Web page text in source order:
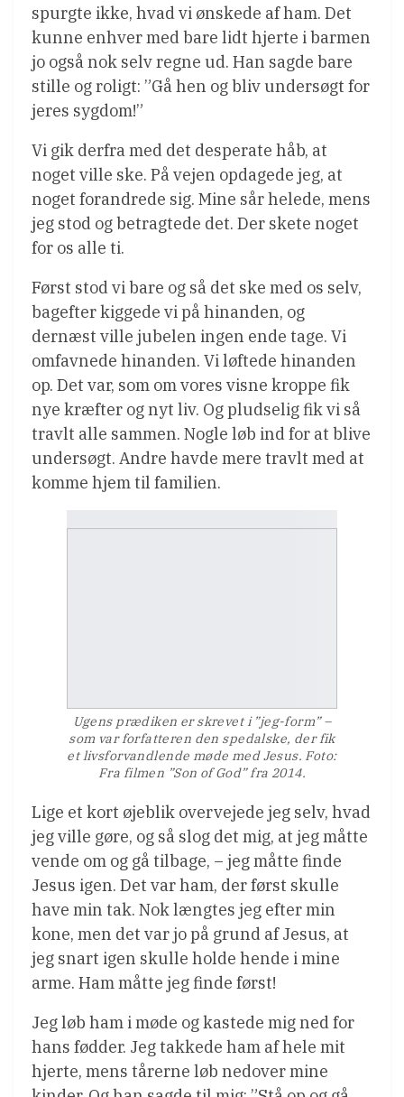
spurgte ikke, hvad vi ønskede af ham. Det
kunne enhver med bare lidt hjerte i barmen
jo også nok selv regne ud. Han sagde bare
stille og roligt: ”Gå hen og bliv undersøgt for
jeres sygdom!”
Vi gik derfra med det desperate håb, at
noget ville ske. På vejen opdagede jeg, at
noget forandrede sig. Mine sår helede, mens
jeg stod og betragtede det. Der skete noget
for os alle ti.
Først stod vi bare og så det ske med os selv,
bagefter kiggede vi på hinanden, og
dernæst ville jubelen ingen ende tage. Vi
omfavnede hinanden. Vi løftede hinanden
op. Det var, som om vores visne kroppe fik
nye kræfter og nyt liv. Og pludselig fik vi så
travlt alle sammen. Nogle løb ind for at blive
undersøgt. Andre havde mere travlt med at
komme hjem til familien.
Ugens prædiken er skrevet i ”jeg-form” –
som var forfatteren den spedalske, der fik
et livsforvandlende møde med Jesus. Foto:
Fra filmen ”Son of God” fra 2014.
Lige et kort øjeblik overvejede jeg selv, hvad
jeg ville gøre, og så slog det mig, at jeg måtte
vende om og gå tilbage, – jeg måtte finde
Jesus igen. Det var ham, der først skulle
have min tak. Nok længtes jeg efter min
kone, men det var jo på grund af Jesus, at
jeg snart igen skulle holde hende i mine
arme. Ham måtte jeg finde først!
Jeg løb ham i møde og kastede mig ned for
hans fødder. Jeg takkede ham af hele mit
hjerte, mens tårerne løb nedover mine